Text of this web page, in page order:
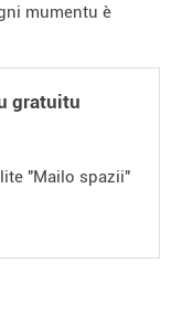
mumentu è
gratuitu
"Mailo spazii"